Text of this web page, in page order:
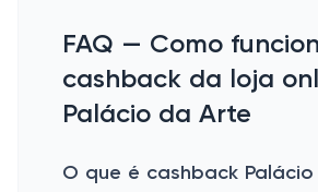
FAQ — Como
cashback da loja
Palácio da Arte
O que é cashback